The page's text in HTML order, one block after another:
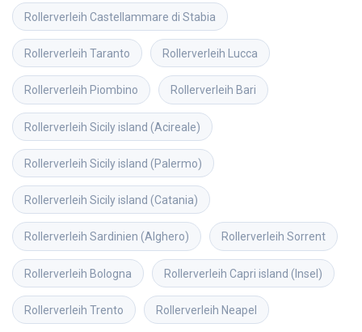
Rollerverleih Castellammare di Stabia
Rollerverleih Taranto Rollerverleih Lucca
Rollerverleih Piombino Rollerverleih Bari
Rollerverleih Sicily island (Acireale)
Rollerverleih Sicily island (Palermo)
Rollerverleih Sicily island (Catania)
Rollerverleih Sardinien (Alghero) Rollerverleih Sorrent
Rollerverleih Bologna Rollerverleih Capri island (Insel)
Rollerverleih Trento Rollerverleih Neapel